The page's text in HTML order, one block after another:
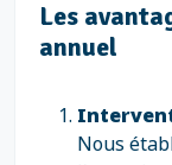
Les
annuel
Nous